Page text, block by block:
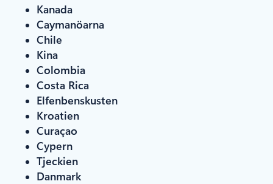
Kanada
Caymanöarna
Chile
Kina
Colombia
Costa Rica
Elfenbenskusten
Kroatien
Curaçao
Cypern
Tjeckien
Danmark